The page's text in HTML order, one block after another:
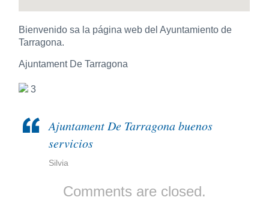
Bienvenido sa la página web del Ayuntamiento de
Tarragona.
Ajuntament De Tarragona
3
Ajuntament De Tarragona buenos
servicios
Silvia
Comments are closed.